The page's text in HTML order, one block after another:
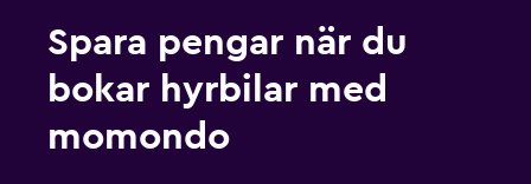
Spara pengar när du
bokar hyrbilar med
momondo